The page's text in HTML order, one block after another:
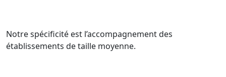
Notre spécificité est l’accompagnement des
établissements de taille moyenne.